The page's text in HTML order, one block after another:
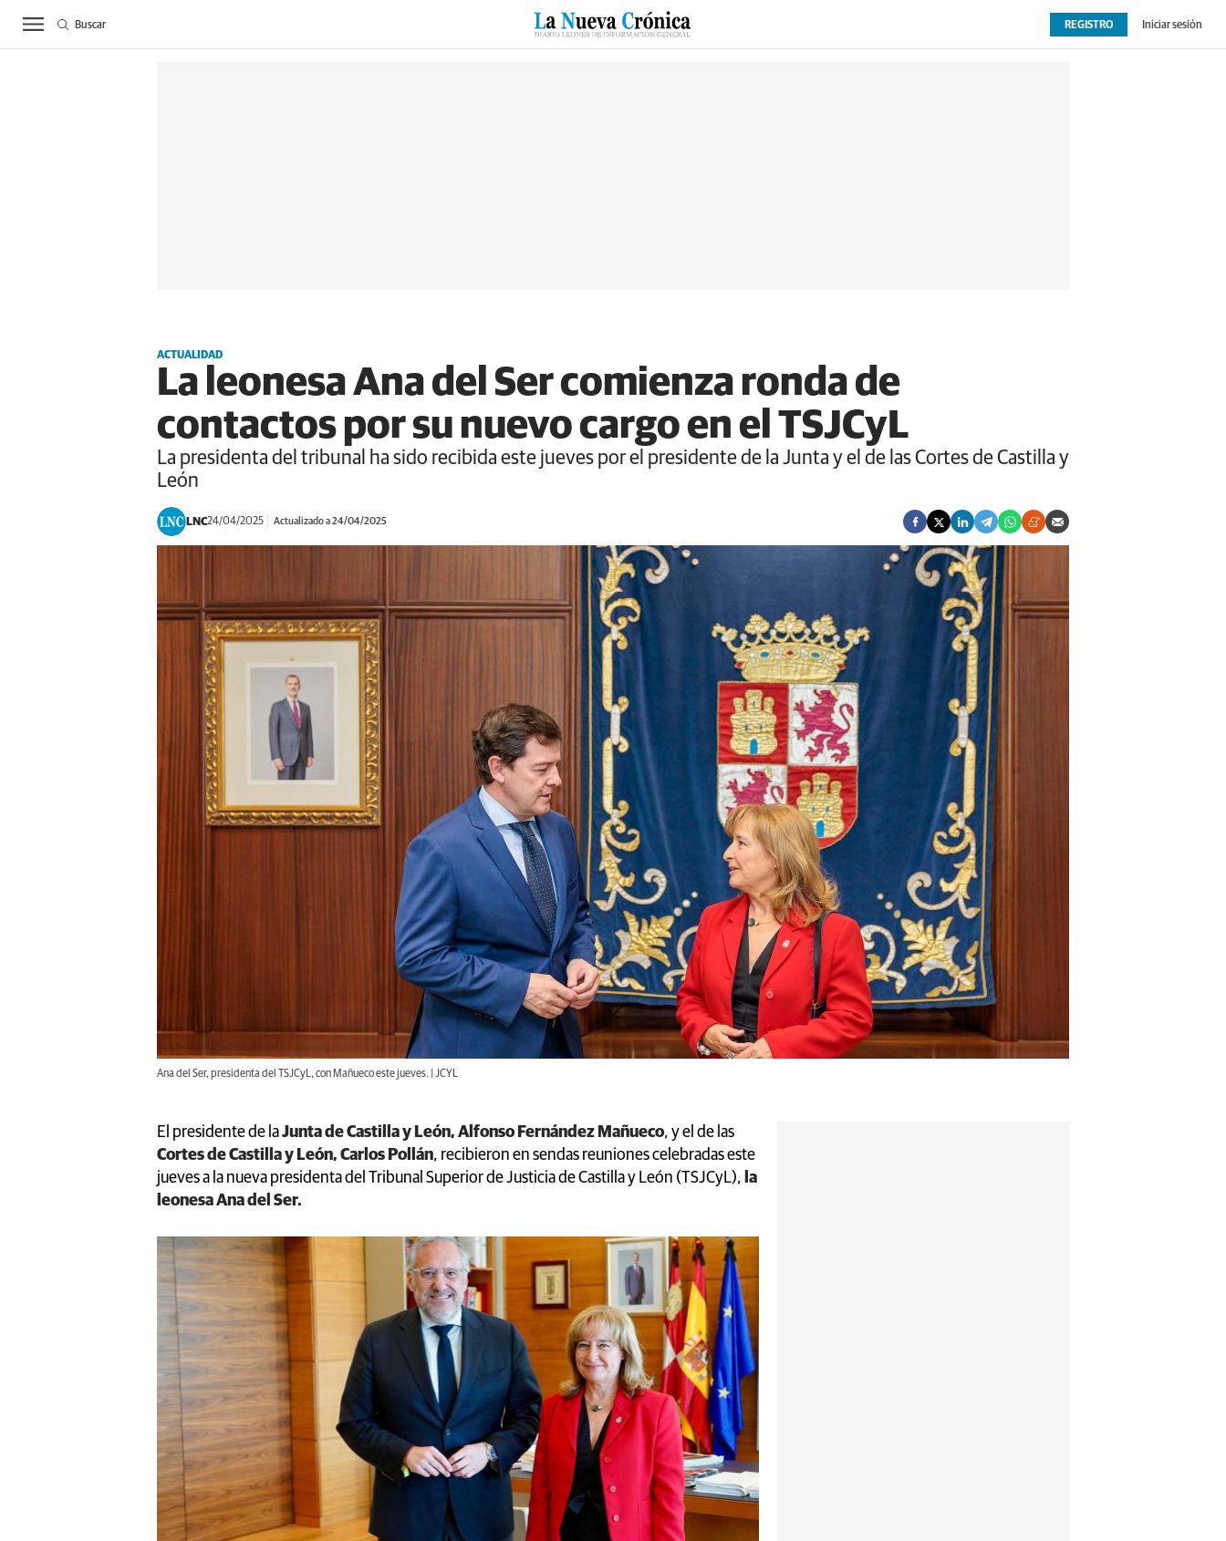
ACTUALIDAD BIERZO SUCESOS CULTURAS ESPECIALES DEPORTES OPINIÓN EXTRAS
REGISTRO Iniciar sesión
Buscar
ACTUALIDAD
La leonesa Ana del Ser comienza ronda de
contactos por su nuevo cargo en el TSJCyL
La presidenta del tribunal ha sido recibida este jueves por el presidente de la Junta y el de las Cortes de Castilla y
León
LNC24/04/2025 Actualizado a 24/04/2025
Ana del Ser, presidenta del TSJCyL, con Mañueco este jueves. | JCYL
El presidente de laJunta de Castilla y León, Alfonso Fernández Mañueco, y el de las
Cortes de Castilla y León, Carlos Pollán, recibieron en sendas reuniones celebradas este
jueves a la nueva presidenta del Tribunal Superior de Justicia de Castilla y León (TSJCyL), la
leonesa Ana del Ser.